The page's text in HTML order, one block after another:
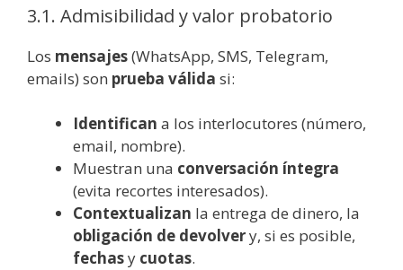
3.1. Admisibilidad y valor probatorio
Los mensajes(WhatsApp, SMS, Telegram,
emails) son prueba válida si:
Identifican a los interlocutores (número,
email, nombre).
Muestran una conversación íntegra
(evita recortes interesados).
Contextualizan la entrega de dinero, la
obligación de devolvery, si es posible,
fechasy cuotas.